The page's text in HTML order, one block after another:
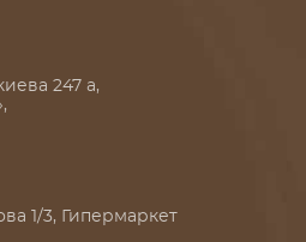
247 а,
1/3, Гипермаркет